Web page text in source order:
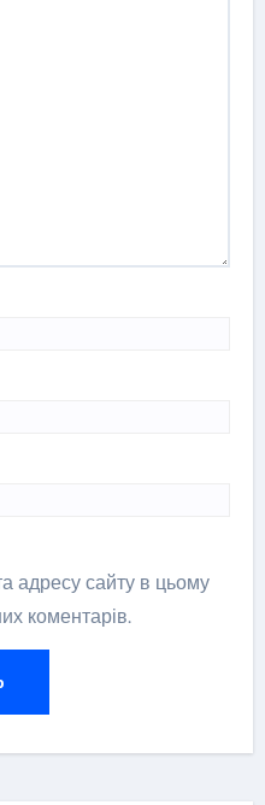
адресу сайту в цьому
коментарів.